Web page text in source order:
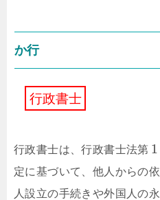
か行
行政書士
行政書士は、行政書士法第 1
定に基づいて、他人からの
人設立の手続きや外国人の